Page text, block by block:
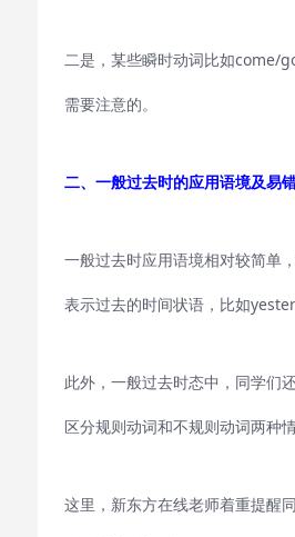
二是，某些瞬时动词比如come/
需要注意的。
二、一般过去时的应用语境及易
一般过去时应用语境相对较简单
表示过去的时间状语，比如
此外，一般过去时态中，同学们
区分规则动词和不规则动词两种
这里，新东方在线老师着重提醒